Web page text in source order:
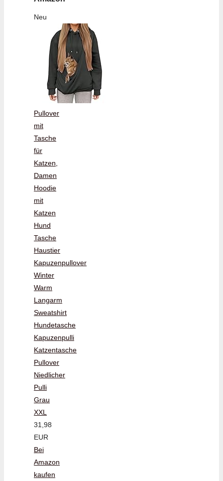
Neu
Pullover
mit
Tasche
für
Katzen,
Damen
Hoodie
mit
Katzen
Hund
Tasche
Haustier
Kapuzenpullover
Winter
Warm
Langarm
Sweatshirt
Hundetasche
Kapuzenpulli
Katzentasche
Pullover
Niedlicher
Pulli
Grau
XXL
31,98
EUR
Bei
Amazon
kaufen